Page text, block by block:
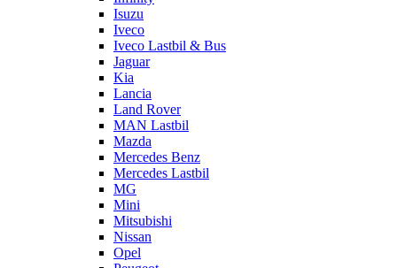
Isuzu
Iveco
Iveco Lastbil & Bus
Jaguar
Kia
Lancia
Land Rover
MAN Lastbil
Mazda
Mercedes Benz
Mercedes Lastbil
MG
Mini
Mitsubishi
Nissan
Opel